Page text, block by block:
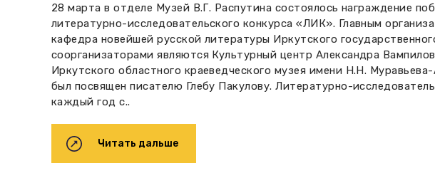
28 марта в отделе Музей В.Г. Распутина состоялось награждение
литературно-исследовательского конкурса «ЛИК». Главным
кафедра новейшей русской литературы Иркутского
соорганизаторами являются Культурный центр Александра
Иркутского областного краеведческого музея имени Н.Н.
был посвящен писателю Глебу Пакулову. Литературно-
каждый год с..
Читать дальше